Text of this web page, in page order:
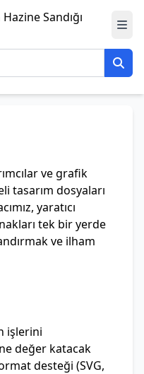
ve grafik
tasarım dosyaları
yaratıcı
tek bir yerde
ve ilham
işlerini
değer katacak
desteği (SVG,